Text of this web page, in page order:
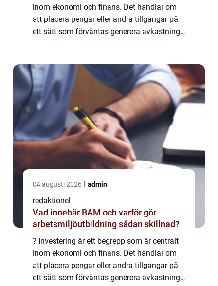
inom ekonomi och finans. Det handlar om
att placera pengar eller andra tillgångar på
ett sätt som förväntas generera avkastning
04 augusti 2026 admin
redaktionel
Vad innebär BAM och varför gör
arbetsmiljöutbildning sådan skillnad?
? Investering är ett begrepp som är centralt
inom ekonomi och finans. Det handlar om
att placera pengar eller andra tillgångar på
ett sätt som förväntas generera avkastning